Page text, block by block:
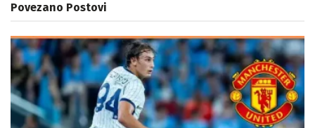
Povezano Postovi